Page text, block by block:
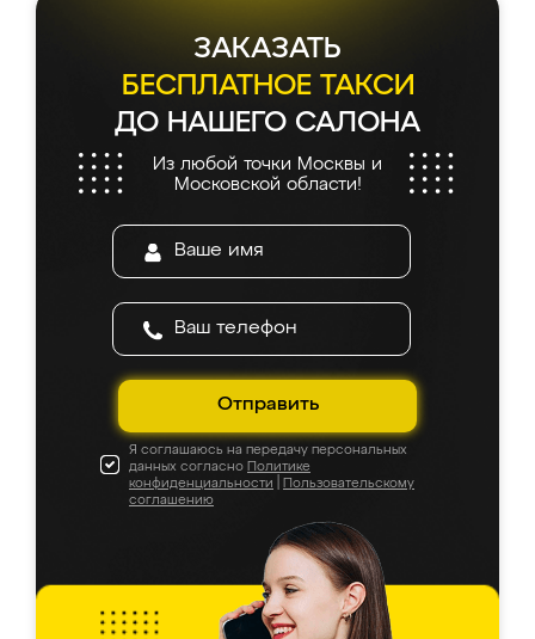
ЗАКАЗАТЬ
БЕСПЛАТНОЕ ТАКСИ
ДО НАШЕГО САЛОНА
Из любой точки Москвы и
Московской области!
Отправить
Я соглашаюсь на передачу персональных
данных согласно Политике
конфиденциальности
Пользовательскому
соглашению